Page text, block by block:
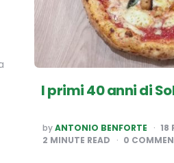
I primi 40 anni di
POSTED
BY
byANTONIO BENFORTE
18
2 MINUTE READ 0